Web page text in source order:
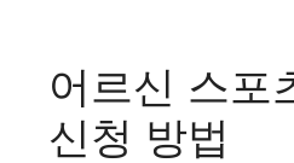
어르신 스포
신청 방법